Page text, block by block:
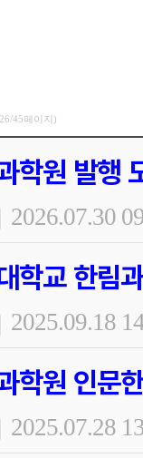
45페이지)
학원 발행
| 2026.07.30
학교 한림
| 2025.09.18
학원 인문
| 2025.07.28